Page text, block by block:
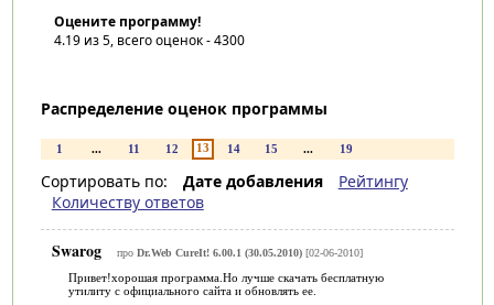
Оцените программу!
4.19из 5, всего оценок -4300
Распределение оценок программы
1 ... 11 12 13 14 15 ... 19
Сортировать по: Дате добавления
Рейтингу
Количеству ответов
Swarog про Dr.Web CureIt! 6.00.1 (30.05.2010)[02-06-2010]
Привет!хорошая программа.Но лучше скачать бесплатную
утилиту с официального сайта и обновлять ее.